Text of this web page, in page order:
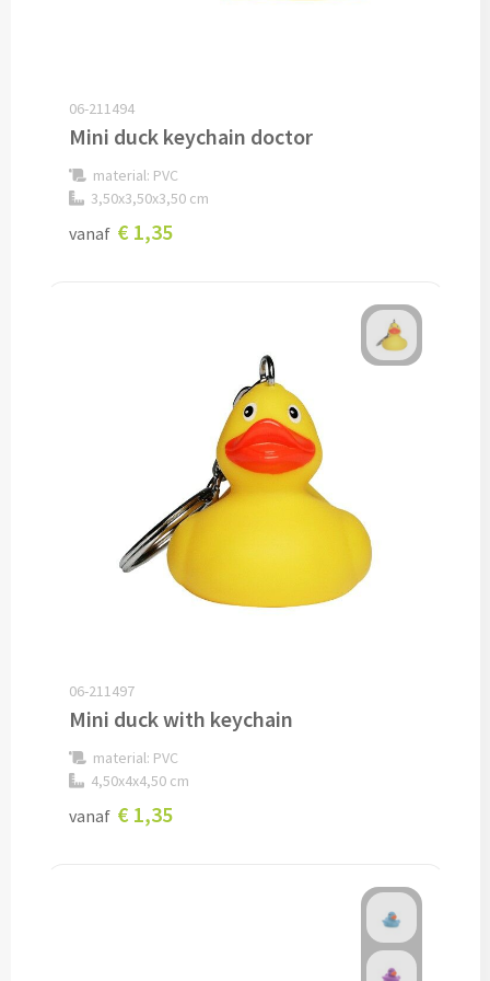
Shirts & Hoodies
T-shirts bedrukken
Polo shirts bedrukken
Bodywarmers & Jassen
Bodywarmers bedrukken
Fleece jassen bedrukken
Softshell jassen bedrukken
Sport T-shirts bedrukken
Sportshorts bedrukken
Training- & Joggingbroeken bedrukken
06-211494
Mini duck keychain doctor
material: PVC
3,50x3,50x3,50 cm
vanaf € 1,35
06-211497
Mini duck with keychain
material: PVC
4,50x4x4,50 cm
vanaf € 1,35